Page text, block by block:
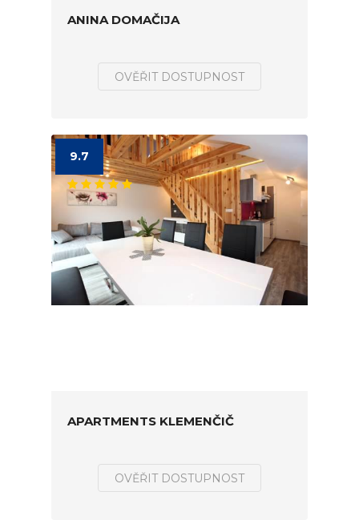
ANINA DOMAČIJA
OVĚŘIT DOSTUPNOST
9.7
APARTMENTS KLEMENČIČ
OVĚŘIT DOSTUPNOST